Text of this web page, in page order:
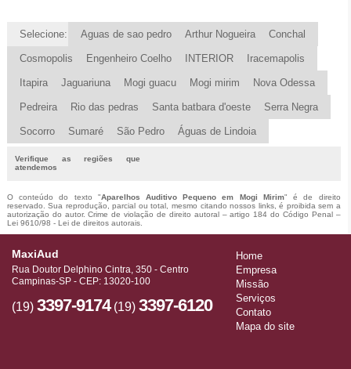
Selecione: Aguas de sao pedro Arthur Nogueira Conchal
Cosmopolis Engenheiro Coelho INTERIOR Iracemapolis
Itapira Jaguariuna Mogi guacu Mogi mirim Nova Odessa
Pedreira Rio das pedras Santa batbara d'oeste Serra Negra
Socorro Sumaré São Pedro Águas de Lindoia
Verifique as regiões que
atendemos
O conteúdo do texto "Aparelhos Auditivo Pequeno em Mogi Mirim" é de direito
reservado. Sua reprodução, parcial ou total, mesmo citando nossos links, é proibida sem a
autorização do autor. Crime de violação de direito autoral – artigo 184 do Código Penal –
Lei 9610/98 - Lei de direitos autorais.
MaxiAud
Rua Doutor Delphino Cintra, 350 - Centro
Campinas-SP - CEP: 13020-100
(19) 3397-9174(19) 3397-6120
Home
Empresa
Missão
Serviços
Contato
Mapa do site